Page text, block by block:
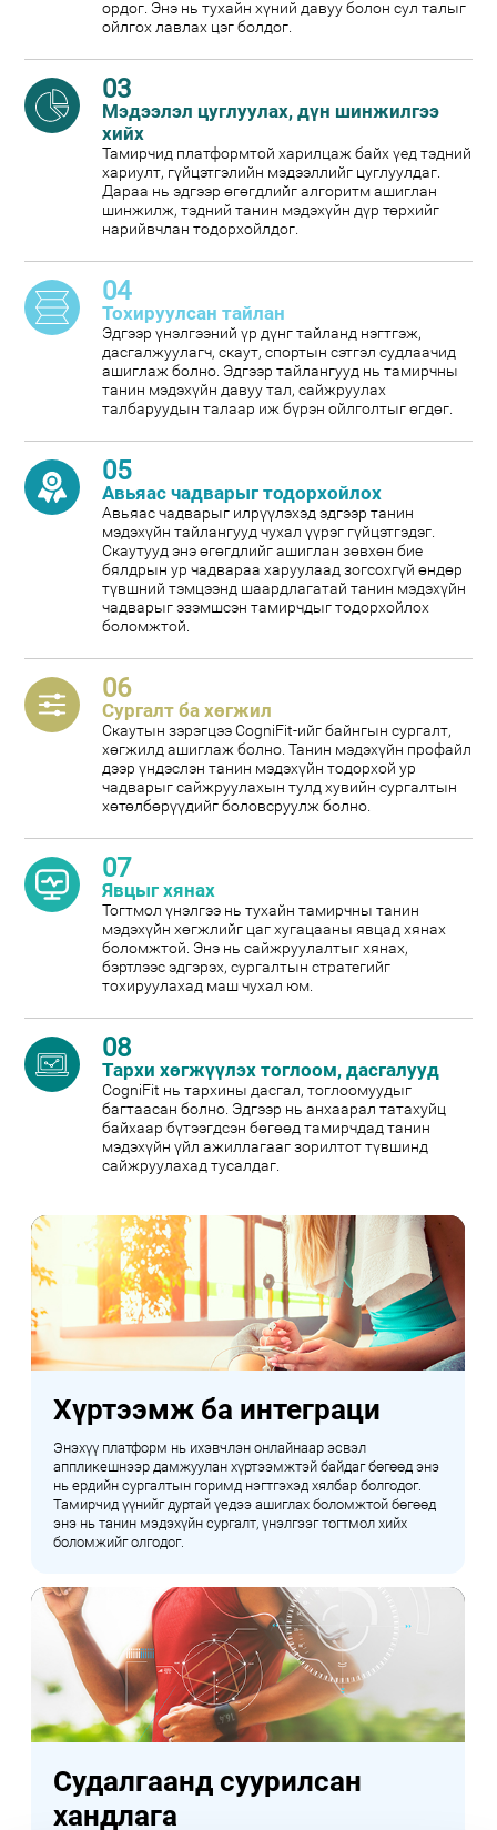
ордог. Энэ нь тухайн хүний давуу болон сул талыг
ойлгох лавлах цэг болдог.
03
Мэдээлэл цуглуулах, дүн шинжилгээ
хийх
Тамирчид платформтой харилцаж байх үед тэдний
хариулт, гүйцэтгэлийн мэдээллийг цуглуулдаг.
Дараа нь эдгээр өгөгдлийг алгоритм ашиглан
шинжилж, тэдний танин мэдэхүйн дүр төрхийг
нарийвчлан тодорхойлдог.
04
Тохируулсан тайлан
Эдгээр үнэлгээний үр дүнг тайланд нэгтгэж,
дасгалжуулагч, скаут, спортын сэтгэл судлаачид
ашиглаж болно. Эдгээр тайлангууд нь тамирчны
танин мэдэхүйн давуу тал, сайжруулах
талбаруудын талаар иж бүрэн ойлголтыг өгдөг.
05
Авьяас чадварыг тодорхойлох
Авьяас чадварыг илрүүлэхэд эдгээр танин
мэдэхүйн тайлангууд чухал үүрэг гүйцэтгэдэг.
Скаутууд энэ өгөгдлийг ашиглан зөвхөн бие
бялдрын ур чадвараа харуулаад зогсохгүй өндөр
түвшний тэмцээнд шаардлагатай танин мэдэхүйн
чадварыг эзэмшсэн тамирчдыг тодорхойлох
боломжтой.
06
Сургалт ба хөгжил
Скаутын зэрэгцээ CogniFit-ийг байнгын сургалт,
хөгжилд ашиглаж болно. Танин мэдэхүйн профайл
дээр үндэслэн танин мэдэхүйн тодорхой ур
чадварыг сайжруулахын тулд хувийн сургалтын
хөтөлбөрүүдийг боловсруулж болно.
07
Явцыг хянах
Тогтмол үнэлгээ нь тухайн тамирчны танин
мэдэхүйн хөгжлийг цаг хугацааны явцад хянах
боломжтой. Энэ нь сайжруулалтыг хянах,
бэртлээс эдгэрэх, сургалтын стратегийг
тохируулахад маш чухал юм.
08
Тархи хөгжүүлэх тоглоом, дасгалууд
CogniFit нь тархины дасгал, тоглоомуудыг
багтаасан болно. Эдгээр нь анхаарал татахуйц
байхаар бүтээгдсэн бөгөөд тамирчдад танин
мэдэхүйн үйл ажиллагааг зорилтот түвшинд
сайжруулахад тусалдаг.
Хүртээмж ба интеграци
Энэхүү платформ нь ихэвчлэн онлайнаар эсвэл
аппликешнээр дамжуулан хүртээмжтэй байдаг бөгөөд энэ
нь ердийн сургалтын горимд нэгтгэхэд хялбар болгодог.
Тамирчид үүнийг дуртай үедээ ашиглах боломжтой бөгөөд
энэ нь танин мэдэхүйн сургалт, үнэлгээг тогтмол хийх
боломжийг олгодог.
Судалгаанд суурилсан
хандлага